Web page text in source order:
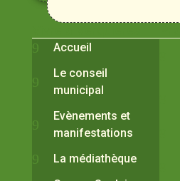
Accueil
Le conseil
municipal
Evènements et
manifestations
La médiathèque